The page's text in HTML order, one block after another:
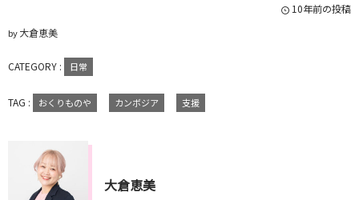
10年前の投稿
by大倉恵美
CATEGORY : 日常
TAG : おくりものや カンボジア 支援
大倉恵美